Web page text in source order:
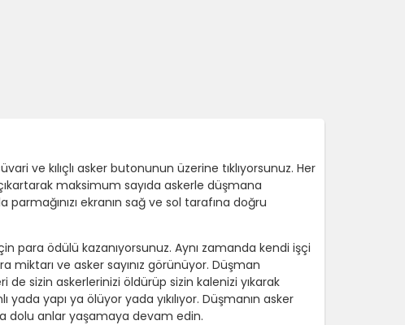
ve kılıçlı asker butonunun üzerine tıklıyorsunuz. Her
maksimum sayıda askerle düşmana
parmağınızı ekranın sağ ve sol tarafına doğru
para ödülü kazanıyorsunuz. Aynı zamanda kendi işçi
miktarı ve asker sayınız görünüyor. Düşman
sizin askerlerinizi öldürüp sizin kalenizi yıkarak
yapı ya ölüyor yada yıkılıyor. Düşmanın asker
dolu anlar yaşamaya devam edin.